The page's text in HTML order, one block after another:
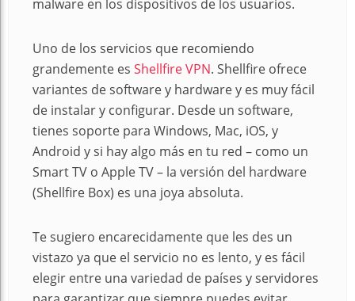
malware en los dispositivos de los usuarios.
Uno de los servicios que recomiendo
grandemente es Shellfire VPN. Shellfire ofrece
variantes de software y hardware y es muy fácil
de instalar y configurar. Desde un software,
tienes soporte para Windows, Mac, iOS, y
Android y si hay algo más en tu red – como un
Smart TV o Apple TV – la versión del hardware
(Shellfire Box) es una joya absoluta.
Te sugiero encarecidamente que les des un
vistazo ya que el servicio no es lento, y es fácil
elegir entre una variedad de países y servidores